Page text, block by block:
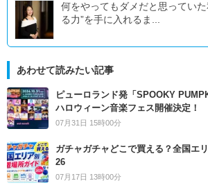
何をやってもダメだと思っていた
る力”を手に入れるま...
あわせて読みたい記事
ピューロランド発「SPOOKY
ハロウィーン音楽フェス開催決定！
07月31日 15時00分
ガチャガチャどこで買える？全国エ
26
07月17日 13時00分